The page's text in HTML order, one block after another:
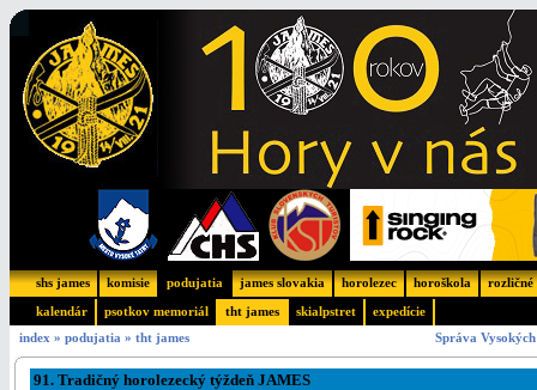
shs james komisie podujatia james slovakia horolezec horoškola rozličné
kalendár psotkov memoriál tht james skialpstret
expedície
index » podujatia » tht james Správa
91. Tradičný horolezecký týždeň JAMES